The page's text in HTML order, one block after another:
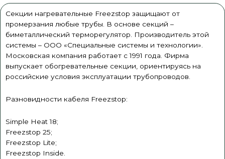
Секции нагревательные Freezstop защищают от
промерзания любые трубы. В основе секций –
биметаллический терморегулятор. Производитель этой
системы – ООО «Специальные системы и технологии».
Московская компания работает с 1991 года. Фирма
выпускает обогревательные секции, ориентируясь на
российские условия эксплуатации трубопроводов.
Разновидности кабеля Freezstop:
Simple Heat 18;
Freezstop 25;
Freezstop Lite;
Freezstop Inside.